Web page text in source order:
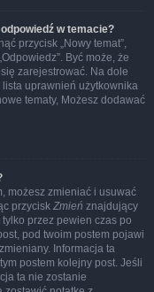
w temacie?
przycisk „Nowy temat”,
Być może, że
zarejestrować. Na dole
uprawnień użytkownika
tematy, Możesz dodawać
możesz zmieniać i usuwać
przycisk Zmień znajdujący
przez pewien czas po
pod twoim postem pojawi
Informacja ta
postem kolejny post. Jeśli
ta nie zostanie